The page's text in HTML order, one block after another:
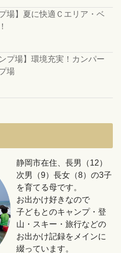
場】夏に快適Ｃエリア・ベ
プ場】環境充実！カンパー
場
静岡市在住、長男（12）
次男（9）長女（8）の3子
を育てる母です。
お出かけ好きなので
子どもとのキャンプ・登
山・スキー・旅行などの
お出かけ記録をメインに
綴っています。